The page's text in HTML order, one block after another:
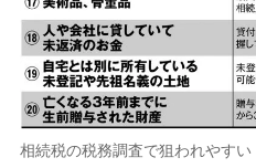
相続税の税務調査で狙われやすい